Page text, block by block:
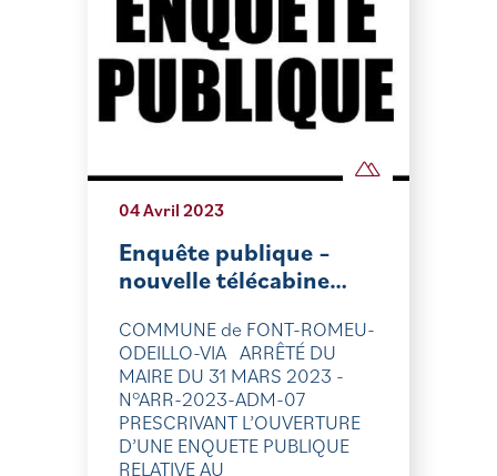
04 Avril 2023
Enquête publique –
nouvelle télécabine…
COMMUNE de FONT-ROMEU-
ODEILLO-VIA ARRÊTÉ DU
MAIRE DU 31 MARS 2023 -
N°ARR-2023-ADM-07
PRESCRIVANT L’OUVERTURE
D’UNE ENQUETE PUBLIQUE
RELATIVE AU